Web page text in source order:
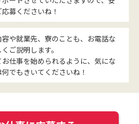
募くださいね！
容や就業先、寮のことも、お電話な
ご説明します。
仕事を始められるように、気にな
でもきいてくださいね！